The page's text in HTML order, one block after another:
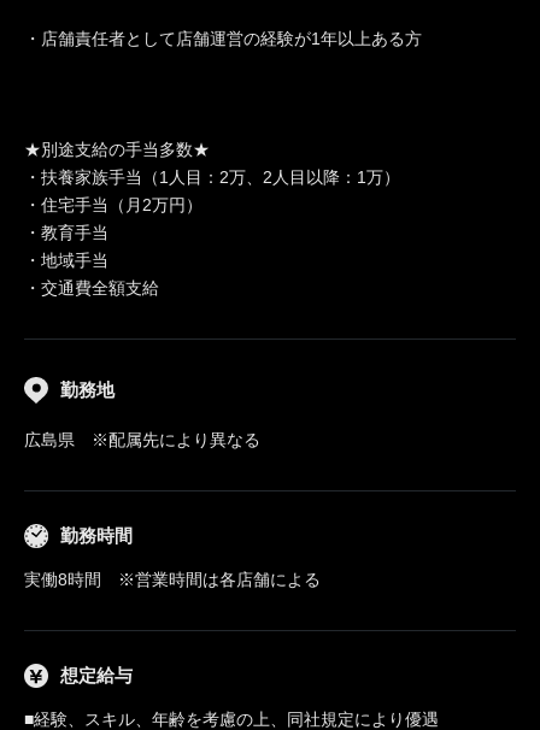
・店舗責任者として店舗運営の経験が1年以上ある方
★別途支給の手当多数★
・扶養家族手当（1人目：2万、2人目以降：1万）
・住宅手当（月2万円）
・教育手当
・地域手当
・交通費全額支給
勤務地
広島県 ※配属先により異なる
勤務時間
実働8時間 ※営業時間は各店舗による
想定給与
■経験、スキル、年齢を考慮の上、同社規定により優遇